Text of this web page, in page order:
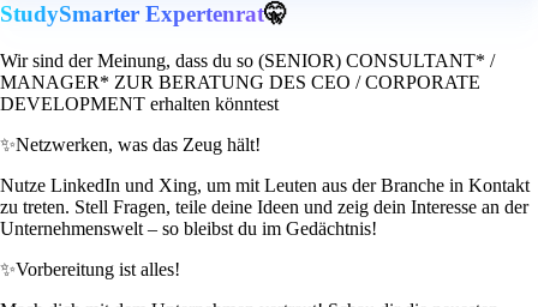
StudySmarter Expertenrat🤫
Wir sind der Meinung, dass du so (SENIOR) CONSULTANT* /
MANAGER* ZUR BERATUNG DES CEO / CORPORATE
DEVELOPMENT erhalten könntest
✨Netzwerken, was das Zeug hält!
Nutze LinkedIn und Xing, um mit Leuten aus der Branche in Kontakt
zu treten. Stell Fragen, teile deine Ideen und zeig dein Interesse an der
Unternehmenswelt – so bleibst du im Gedächtnis!
✨Vorbereitung ist alles!